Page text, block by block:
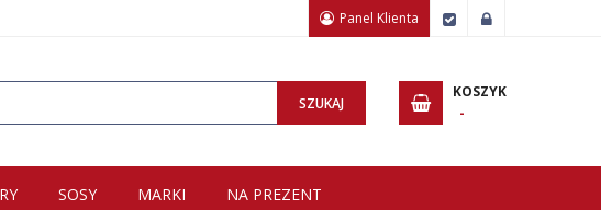
Panel Klienta Zamówienie
Wpisz minimum 3 znaki, aby wyszukać.
SZUKAJ
KOSZYK
SOSY MARKI NA PREZENT